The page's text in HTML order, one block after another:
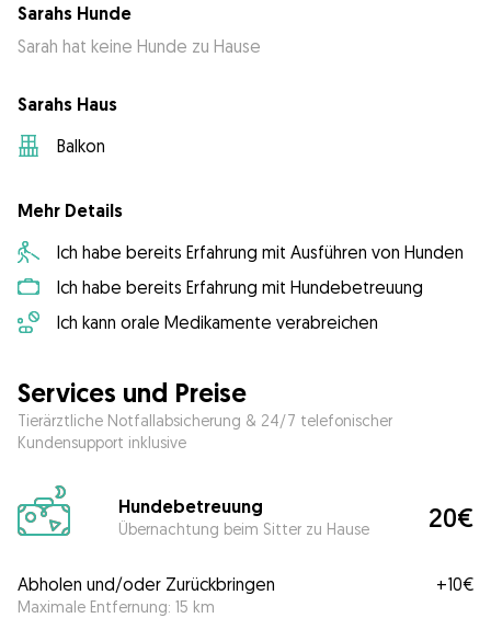
Sarahs Hunde
Sarah hat keine Hunde zu Hause
Sarahs Haus
Balkon
Mehr Details
Ich habe bereits Erfahrung mit Ausführen von Hunden
Ich habe bereits Erfahrung mit Hundebetreuung
Ich kann orale Medikamente verabreichen
Services und Preise
Tierärztliche Notfallabsicherung & 24/7 telefonischer
Kundensupport inklusive
Hundebetreuung
Übernachtung beim Sitter zu Hause 20€
Abholen und/oder Zurückbringen
Maximale Entfernung: 15 km
+10€